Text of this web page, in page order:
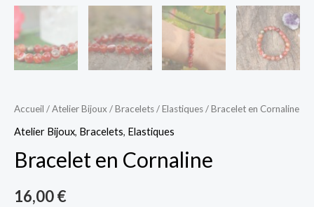
Accueil /Atelier Bijoux/Bracelets/Elastiques/ Bracelet en Cornaline
Atelier Bijoux, Bracelets, Elastiques
Bracelet en Cornaline
16,00€